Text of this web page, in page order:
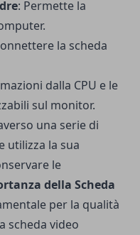
: Permette la
la scheda
dalla CPU e le
sul monitor.
una serie di
utilizza la sua
le
della Scheda
per la qualità
scheda video